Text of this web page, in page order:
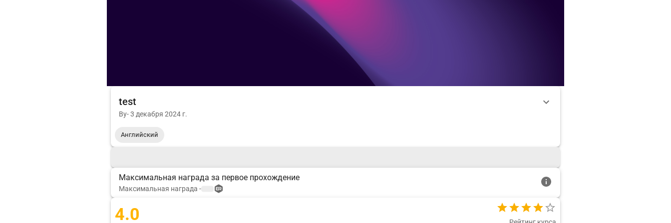
test
By-3 декабря 2024 г.
Английский
Максимальная награда за первое прохождение
Максимальная награда -
4.0